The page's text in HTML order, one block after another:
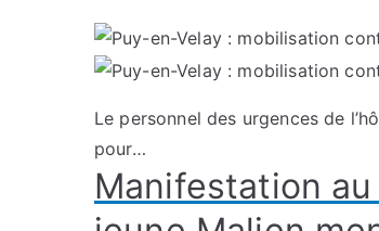
Le personnel des urgences de
pour…
Manifestation